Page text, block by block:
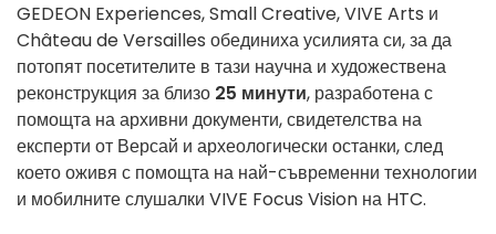
GEDEON Experiences, Small Creative, VIVE Arts и
Château de Versailles обединиха усилията си, за да
потопят посетителите в тази научна и художествена
реконструкция за близо 25 минути, разработена с
помощта на архивни документи, свидетелства на
експерти от Версай и археологически останки, след
което оживя с помощта на най-съвременни технологии
и мобилните слушалки VIVE Focus Vision на HTC.